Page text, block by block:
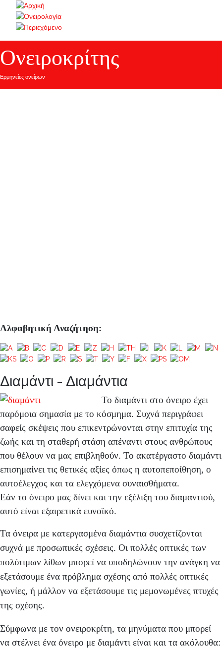
Ονειροκρίτης
Ερμηνείες ονείρων
Αλφαβητική Αναζήτηση:
Διαμάντι - Διαμάντια
Το διαμάντι στο όνειρο έχει
παρόμοια σημασία με το κόσμημα. Συχνά περιγράφει
σαφείς σκέψεις που επικεντρώνονται στην επιτυχία της
ζωής και τη σταθερή στάση απέναντι στους ανθρώπους
που θέλουν να μας επιβληθούν. Το ακατέργαστο διαμάντι
επισημαίνει τις θετικές αξίες όπως η αυτοπεποίθηση, ο
αυτοέλεγχος και τα ελεγχόμενα συναισθήματα.
Εάν το όνειρο μας δίνει και την εξέλιξη του διαμαντιού,
αυτό είναι εξαιρετικά ευνοϊκό.
Τα όνειρα με κατεργασμένα διαμάντια συσχετίζονται
συχνά με προσωπικές σχέσεις. Οι πολλές οπτικές των
πολύτιμων λίθων μπορεί να υποδηλώνουν την ανάγκη να
εξετάσουμε ένα πρόβλημα σχέσης από πολλές οπτικές
γωνίες, ή μάλλον να εξετάσουμε τις μεμονωμένες πτυχές
της σχέσης.
Σύμφωνα με τον ονειροκρίτη, τα μηνύματα που μπορεί
να στέλνει ένα όνειρο με διαμάντι είναι και τα ακόλουθα: